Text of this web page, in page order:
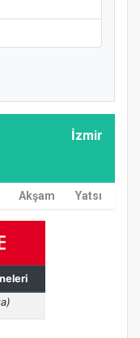
İzmir
Akşam Yatsı